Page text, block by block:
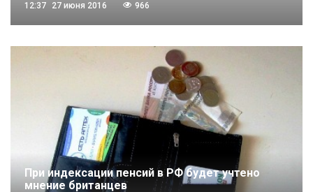
12:37 27 июня 2016 966
При индексации пенсий в РФ будет учтено
мнение британцев